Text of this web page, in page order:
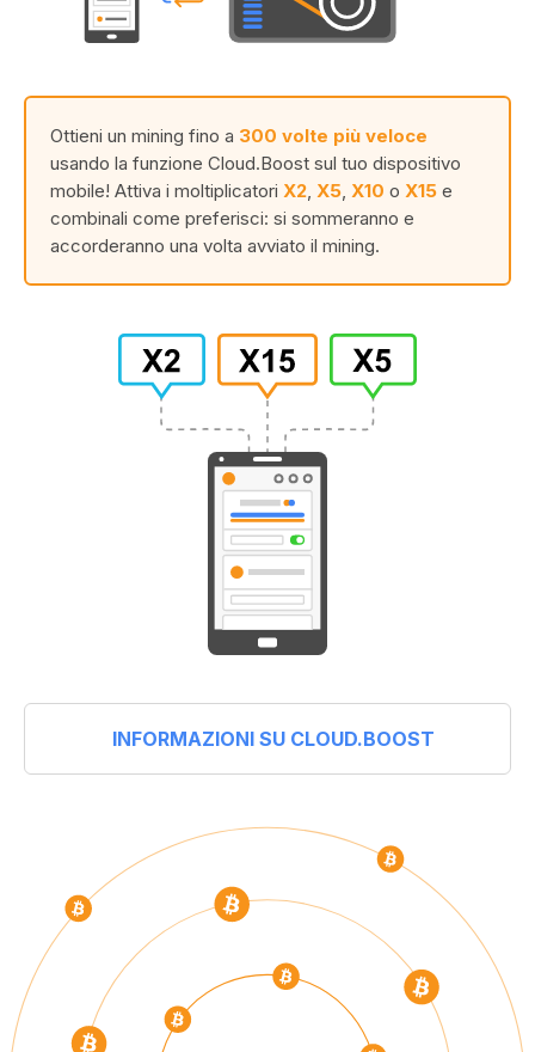
Ottieni un mining fino a 300 volte più veloce
usando la funzione Cloud.Boost sul tuo dispositivo
mobile! Attiva i moltiplicatori X2 X5 X10 o X15 e
combinali come preferisci: si sommeranno e
accorderanno una volta avviato il mining.
INFORMAZIONI SU CLOUD.BOOST